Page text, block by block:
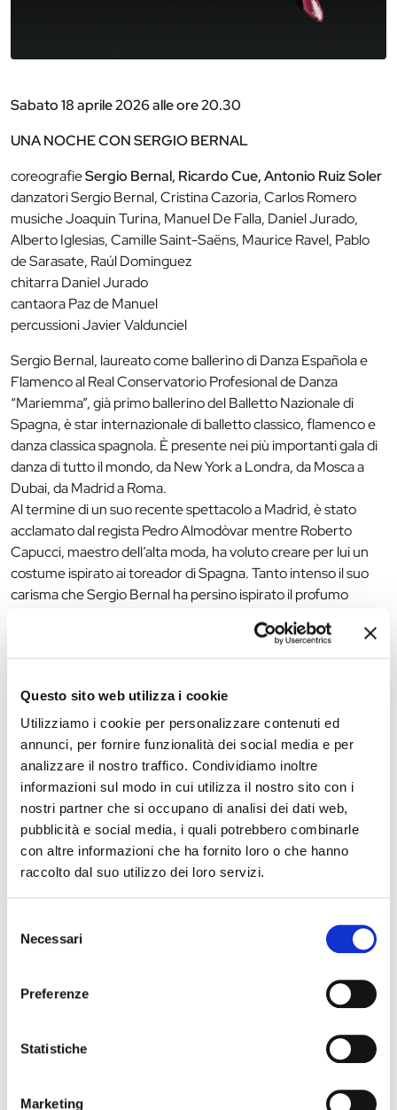
Questo sito web utilizza i cookie
Utilizziamo i cookie per personalizzare contenuti ed
annunci, per fornire funzionalità dei social media e per
analizzare il nostro traffico. Condividiamo inoltre
informazioni sul modo in cui utilizza il nostro sito con i
nostri partner che si occupano di analisi dei dati web,
pubblicità e social media, i quali potrebbero combinarle
con altre informazioni che ha fornito loro o che hanno
raccolto dal suo utilizzo dei loro servizi.
delNecessari
Preferenze
Statistiche
Marketing
Sabato 18 aprile 2026 alle ore 20.30
UNA NOCHE CON SERGIO BERNAL
coreografieSergio Bernal, Ricardo Cue, Antonio Ruiz Soler
danzatori Sergio Bernal, Cristina Cazoria, Carlos Romero
musiche Joaquin Turina, Manuel De Falla, Daniel Jurado,
Alberto Iglesias, Camille Saint-Saëns, Maurice Ravel, Pablo
de Sarasate, Raúl Dominguez
chitarra Daniel Jurado
cantaora Paz de Manuel
percussioni Javier Valdunciel
Sergio Bernal, laureato come ballerino di Danza Española e
Flamenco al Real Conservatorio Profesional de Danza
“Mariemma”, già primo ballerino del Balletto Nazionale di
Spagna, è star internazionale di balletto classico, flamenco e
danza classica spagnola. È presente nei più importanti gala di
danza di tutto il mondo, da New York a Londra, da Mosca a
Dubai, da Madrid a Roma.
Al termine di un suo recente spettacolo a Madrid, è stato
acclamato dal regista Pedro Almodòvar mentre Roberto
Capucci, maestro dell’alta moda, ha voluto creare per lui un
costume ispirato ai toreador di Spagna. Tanto intenso il suo
carisma che Sergio Bernal ha persino ispirato il profumo
Info e Biglietti:
Lun. Mar. Merc. Ven. Sab:
10–13 e 16–19
Giovedì: 10:00-13:00
Domenica: 10:00-13:00 e 15:00-17:00
Nei giorni di programmazione serale: apertura sino ad inizio
spettacolo
tel 0532 202675
fax 0532 206007
biglietteria@teatrocomunaleferrara.it
www.teatrocomunaleferrara.it
variazioni nel programma degli eventi riportati. In caso di
annullamento, variazione, modifica delle informazioni di un